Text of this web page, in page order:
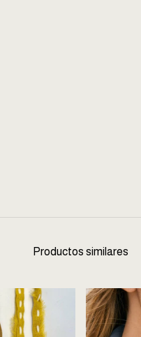
Productos similares